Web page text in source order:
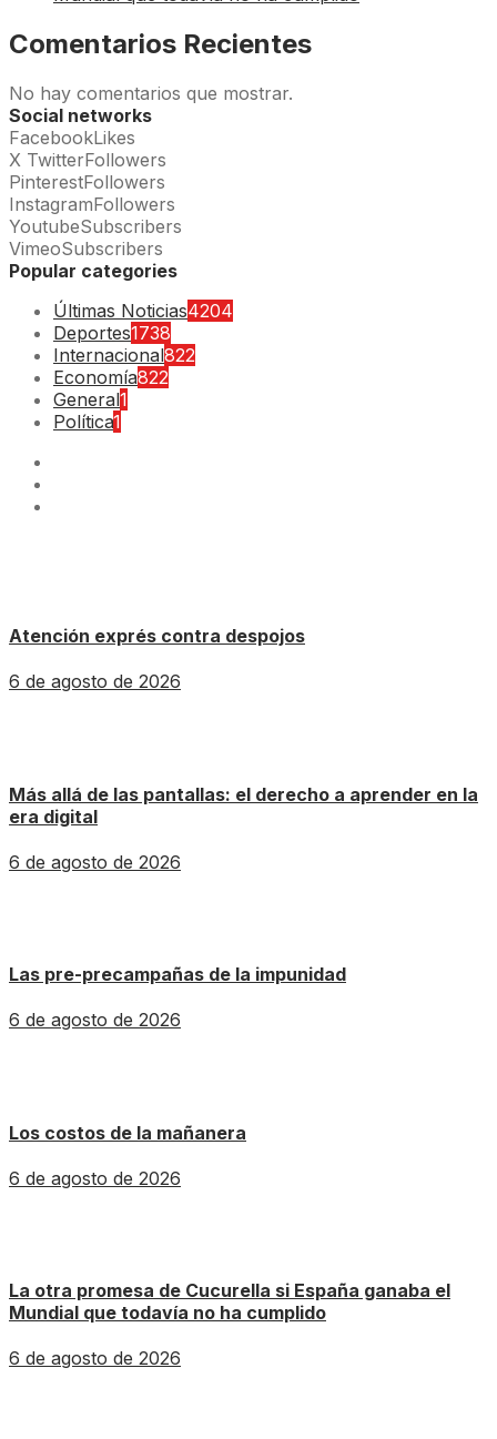
Comentarios Recientes
No hay comentarios que mostrar.
Social networks
FacebookLikes
X TwitterFollowers
PinterestFollowers
InstagramFollowers
YoutubeSubscribers
VimeoSubscribers
Popular categories
Últimas Noticias4204
Deportes1738
Internacional822
Economía822
General1
Política1
Atención exprés contra despojos
6 de agosto de 2026
Más allá de las pantallas: el derecho a aprender en la
era digital
6 de agosto de 2026
Las pre-precampañas de la impunidad
6 de agosto de 2026
Los costos de la mañanera
6 de agosto de 2026
La otra promesa de Cucurella si España ganaba el
Mundial que todavía no ha cumplido
6 de agosto de 2026